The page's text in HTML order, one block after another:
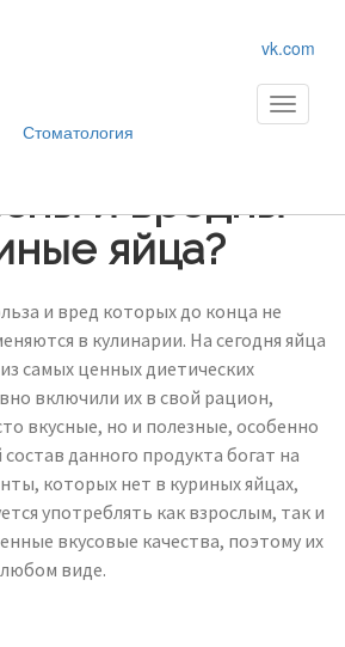
vk.com
Стоматология
Toggle
и вредны
яйца?
и вред которых до конца не
в кулинарии. На сегодня яйца
самых ценных диетических
включили их в свой рацион,
вкусные, но и полезные, особенно
данного продукта богат на
которых нет в куриных яйцах,
употреблять как взрослым, так и
вкусовые качества, поэтому их
виде.